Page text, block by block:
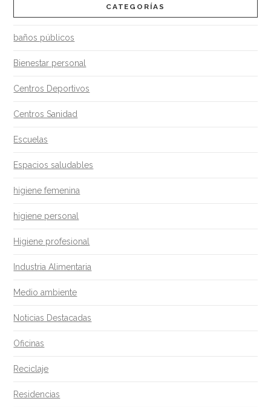
seguridad
laboral05.03.2017
CATEGORÍAS
baños públicos
Bienestar personal
Centros Deportivos
Centros Sanidad
Escuelas
Espacios saludables
higiene femenina
higiene personal
Higiene profesional
Industria Alimentaria
Medio ambiente
Noticias Destacadas
Oficinas
Reciclaje
Residencias